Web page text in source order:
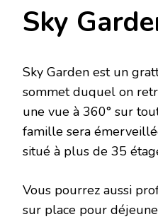
Sky
Sky Garden est un
sommet duquel on
une vue à 360° sur
famille sera
situé à plus de 35
Vous pourrez aussi
sur place pour